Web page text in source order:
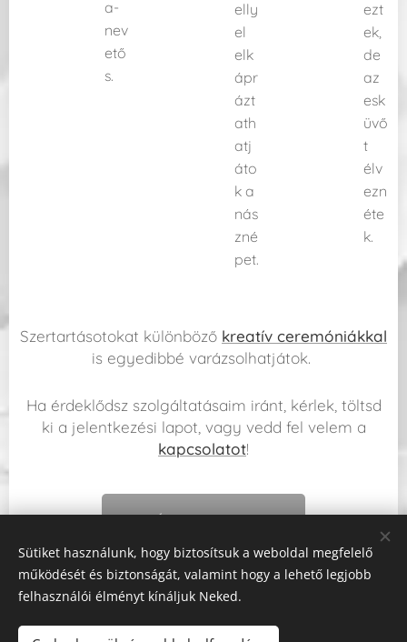
a-
nev
ető
s.
elly
el
elk
ápr
ázt
ath
atj
áto
k a
nás
zné
pet.
ezt
ek,
de
az
esk
üvő
t
élv
ezn
éte
k.
Szertartásotokat különböző kreatív ceremóniákkal
is egyedibbé varázsolhatjátok.
Ha érdeklődsz szolgáltatásaim iránt, kérlek, töltsd
ki a jelentkezési lapot, vagy vedd fel velem a
kapcsolatot!
ÍRJ NEKEM!
Sütiket használunk, hogy biztosítsuk a weboldal megfelelő
működését és biztonságát, valamint hogy a lehető legjobb
felhasználói élményt kínáljuk Neked.